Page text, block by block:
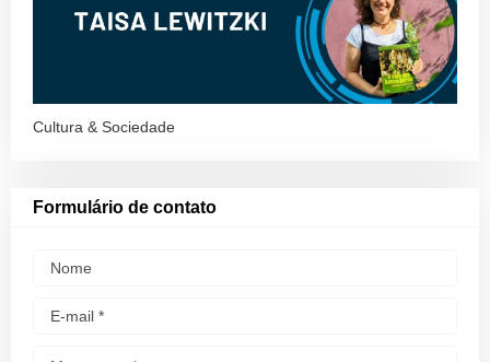
Cultura & Sociedade
Formulário de contato